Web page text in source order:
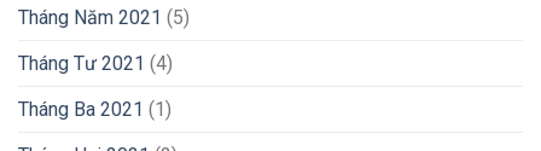
Tháng Năm 2021 (5)
Tháng Tư 2021 (4)
Tháng Ba 2021 (1)